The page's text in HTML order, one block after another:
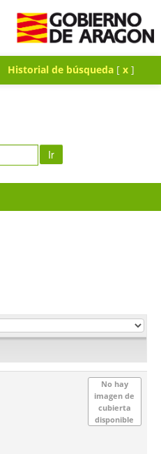
Historial de búsqueda[ x ]
Ir
No hay
imagen de
cubierta
disponible